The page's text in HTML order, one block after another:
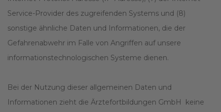
Service-Provider des zugreifenden Systems und (8)
sonstige ähnliche Daten und Informationen, die der
Gefahrenabwehr im Falle von Angriffen auf unsere
informationstechnologischen Systeme dienen.
Bei der Nutzung dieser allgemeinen Daten und
Informationen zieht die Ärztefortbildungen GmbH keine